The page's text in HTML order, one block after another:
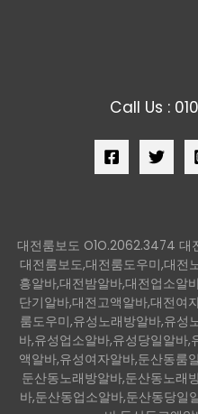
Call Us :
대전룸보도 O1O.2062.3474 대
대전룸보도,대전룸도우미,대전
흥알바,대전밤알바,대전업소알
단기알바,대전고액알바,대전여
룸도우미,유성노래방알바,유성
바,유성업소알바,유성당일알바
액알바,유성여자알바,둔산동룸
둔산동노래방알바,둔산동노래
바,둔산동업소알바,둔산동당일